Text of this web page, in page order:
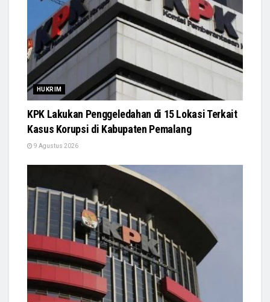
HUKRIM
KPK Lakukan Penggeledahan di 15 Lokasi Terkait
Kasus Korupsi di Kabupaten Pemalang
9 Agustus 2026